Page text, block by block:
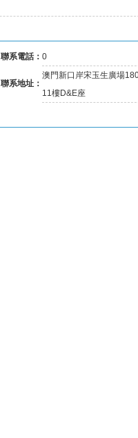
去年失業率百
聯系電話： 0
聯系地址：
澳門新口岸宋玉生廣場
11樓D&E座